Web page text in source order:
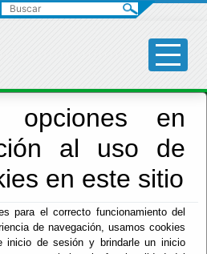
opciones en
al uso de
en este sitio
para el correcto funcionamiento del
de navegación, usamos cookies
inicio de sesión y brindarle un inicio
Hacienda
Buscar